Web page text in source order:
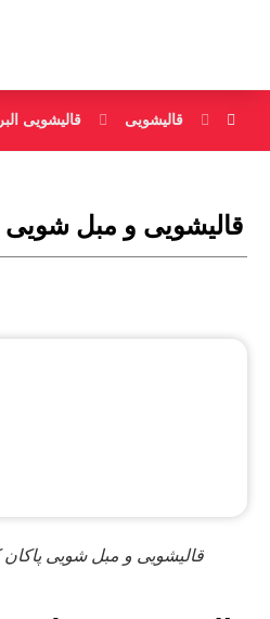
قالیشویی قالیشویی
قالیشویی و مبل شویی
قالیشویی و مبل شویی پاکان